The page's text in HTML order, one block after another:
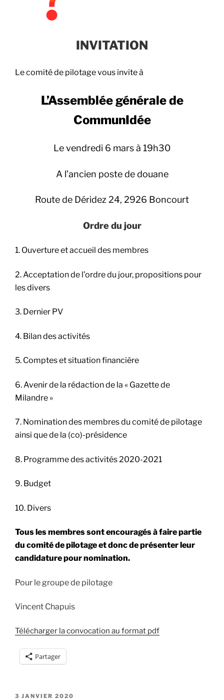
INVITATION
Le comité de pilotage vous invite à
L’Assemblée générale de
CommunIdée
Le vendredi 6 mars à 19h30
A l’ancien poste de douane
Route de Déridez 24, 2926 Boncourt
Ordre du jour
1. Ouverture et accueil des membres
2. Acceptation de l’ordre du jour, propositions pour
les divers
3. Dernier PV
4. Bilan des activités
5. Comptes et situation financière
6.Avenir de la rédactionde la « Gazette de
Milandre »
7. Nomination des membres du comité de pilotage
ainsi que de la (co)-présidence
8. Programme des activités 2020-2021
9. Budget
10. Divers
Tous les membres sont encouragés à faire partie
du comité de pilotage et donc de présenter leur
candidature pour nomination.
Pour le groupe de pilotage
Vincent Chapuis
Télécharger la convocation au format pdf
Partager
PUBLIÉ
3 JANVIER 2020